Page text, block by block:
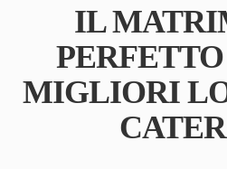
IL
MIGLIORI